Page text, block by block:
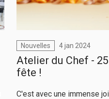
Nouvelles 4 jan 2024
Atelier du Chef -
fête !
C'est avec une immense